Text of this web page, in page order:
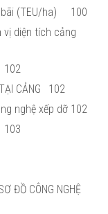
(TEU/ha)
100
diện tích cảng
102
CẢNG
102
nghệ xếp dỡ 102
103
ĐỒ CÔNG NGHỆ